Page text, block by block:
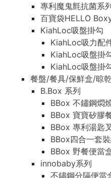
專利魔鬼氈抗菌系
百寶袋HELLO
KiahLoc吸盤掛勾
KiahLoc吸力配
KiahLoc吸盤掛
KiahLoc吸盤掛
餐盤/餐具/保鮮盒/晾
B.Box 系列
BBox 不鏽鋼燜
BBox 寶寶矽膠
BBox 專利湯匙
BBox四合一套
BBox 野餐便當
innobaby系列
不鏽鋼分隔便當